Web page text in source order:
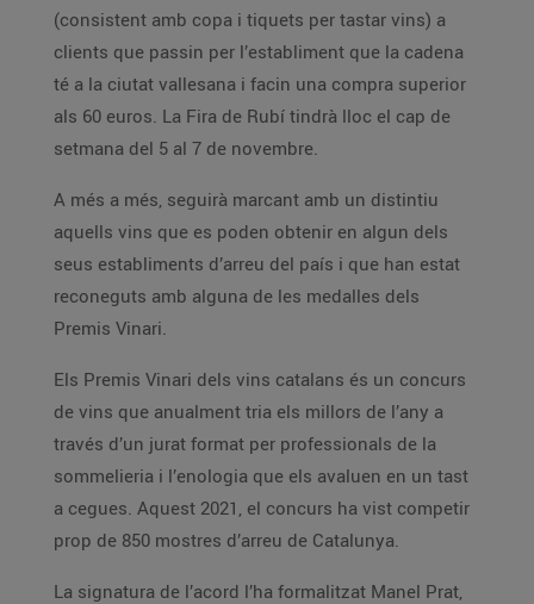
(consistent amb copa i tiquets per tastar vins) a
clients que passin per l’establiment que la cadena
té a la ciutat vallesana i facin una compra superior
als 60 euros. La Fira de Rubí tindrà lloc el cap de
setmana del 5 al 7 de novembre.
A més a més, seguirà marcant amb un distintiu
aquells vins que es poden obtenir en algun dels
seus establiments d’arreu del país i que han estat
reconeguts amb alguna de les medalles dels
Premis Vinari.
Els Premis Vinari dels vins catalans és un concurs
de vins que anualment tria els millors de l’any a
través d’un jurat format per professionals de la
sommelieria i l’enologia que els avaluen en un tast
a cegues. Aquest 2021, el concurs ha vist competir
prop de 850 mostres d’arreu de Catalunya.
La signatura de l’acord l’ha formalitzat Manel Prat,